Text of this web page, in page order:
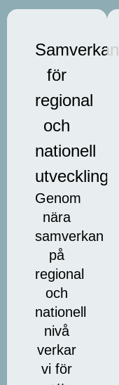
Samverkan
för
regional
och
nationell
utveckling
Genom
nära
samverkan
på
regional
och
nationell
nivå
verkar
vi för